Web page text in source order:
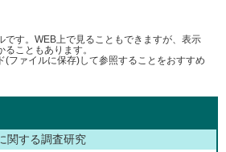
です。WEB上で見ることもできますが、表示
ることもあります。
(ファイルに保存)して参照することをおすすめ
関する調査研究